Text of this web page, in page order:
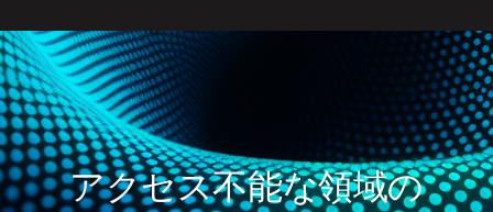
アクセス不能な領域の